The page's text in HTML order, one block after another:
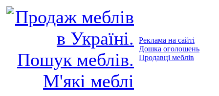
Реклама на сайті
Дошка оголошень
Продавці меблів